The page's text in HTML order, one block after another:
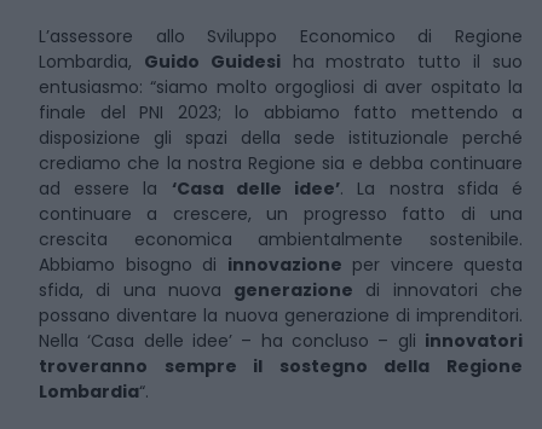
L’assessore allo Sviluppo Economico di Regione
Lombardia, Guido Guidesiha mostrato tutto il suo
entusiasmo: “siamo molto orgogliosi di aver ospitato la
finale del PNI 2023; lo abbiamo fatto mettendo a
disposizione gli spazi della sede istituzionale perché
crediamo che la nostra Regione sia e debba continuare
ad essere la ‘Casa delle idee’. La nostra sfida é
continuare a crescere, un progresso fatto di una
crescita economica ambientalmente sostenibile.
Abbiamo bisogno di innovazione per vincere questa
sfida, di una nuova generazione di innovatori che
possano diventare la nuova generazione di imprenditori.
Nella ‘Casa delle idee’ – ha concluso – gli innovatori
troveranno sempre il sostegno della Regione
Lombardia“.